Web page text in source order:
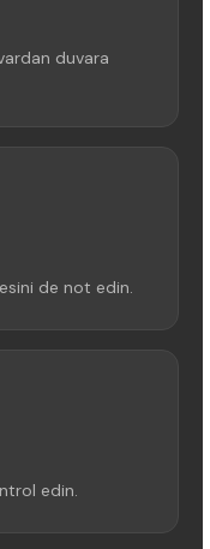
duvara
de not edin.
edin.